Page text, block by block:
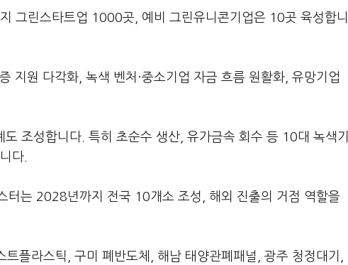
그린스타트업 1000곳, 예비 그린유니콘기업은 10곳 육성합니
지원 다각화, 녹색 벤처·중소기업 자금 흐름 원활화, 유망기업
조성합니다. 특히 초순수 생산, 유가금속 회수 등 10대 녹색기
다.
터는 2028년까지 전국 10개소 조성, 해외 진출의 거점 역할을
플라스틱, 구미 폐반도체, 해남 태양관폐패널, 광주 청정대기,